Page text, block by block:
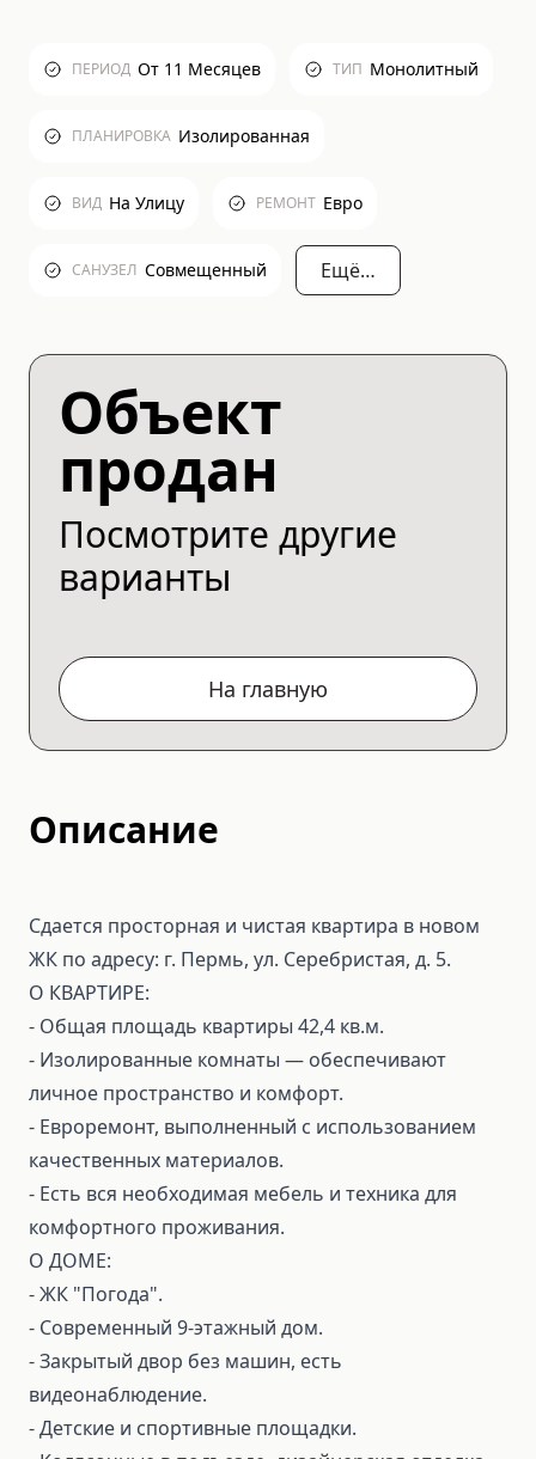
ПЕРИОД От 11 Месяцев ТИП Монолитный
ПЛАНИРОВКА Изолированная
ВИД На Улицу РЕМОНТ Евро
САНУЗЕЛ Совмещенный Ещё…
Объект
продан
Посмотрите другие
варианты
На главную
Описание
Сдается просторная и чистая квартира в новом
ЖК по адресу: г. Пермь, ул. Серебристая, д. 5.
О КВАРТИРЕ:
- Общая площадь квартиры 42,4 кв.м.
- Изолированные комнаты — обеспечивают
личное пространство и комфорт.
- Евроремонт, выполненный с использованием
качественных материалов.
- Есть вся необходимая мебель и техника для
комфортного проживания.
О ДОМЕ:
- ЖК "Погода".
- Современный 9‑этажный дом.
- Закрытый двор без машин, есть
видеонаблюдение.
- Детские и спортивные площадки.